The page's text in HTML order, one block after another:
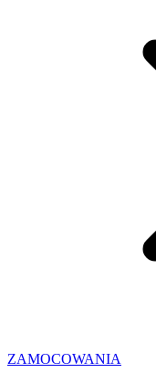
ZAMOCOWANIA